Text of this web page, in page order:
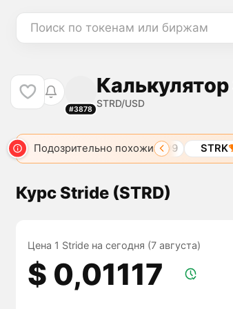
Поиск по токенам или биржам
#3878
STRD/USD
Подозрительно похожи
STRIKE 1305 SYK 3499 STRK
Курс Stride (STRD)
Цена 1 Stride на сегодня (7 августа)
$ 0,01117